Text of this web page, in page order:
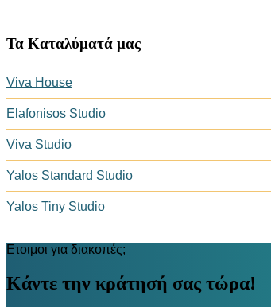
Τα Καταλύματά μας
Viva House
Elafonisos Studio
Viva Studio
Yalos Standard Studio
Yalos Tiny Studio
Ετοιμοι για διακοπές;
Κάντε την κράτησή σας τώρα!